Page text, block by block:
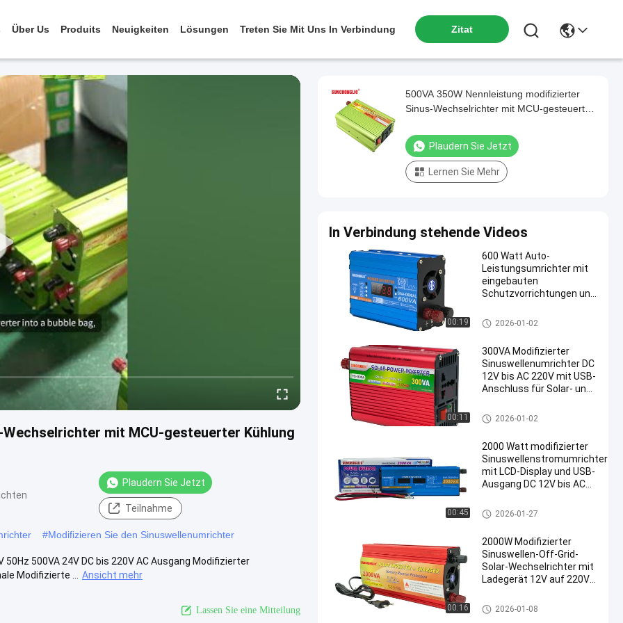
Über Us Produits Neuigkeiten Lösungen Treten Sie Mit Uns In Verbindung Zitat
mit MCU-gesteuerter Kühlung
Plaudern Sie Jetzt
Teilnahme
#Modifizieren Sie den Sinuswellenumrichter
500VA 24V DC bis 220V AC Ausgang Modifizierter
Modifizierte ...
Ansicht mehr
Lassen Sie eine Mitteilung
500VA 350W Nennleistung modifizierter
Sinus-Wechselrichter mit MCU-gesteuerter
Plaudern Sie Jetzt
Lernen Sie Mehr
In Verbindung stehende Videos
00:19
600 Watt Auto-
Leistungsumrichter mit
eingebauten
Schutzvorrichtungen und
Ausgabe wandelt 12 V
Gleichstrom in 220 V
geänderter Sinuswelleninverter
2026-01-02
00:11
300VA Modifizierter
Sinuswellenumrichter DC
12V bis AC 220V mit USB-
Anschluss für Solar- und
geänderter Sinuswelleninverter
2026-01-02
00:45
2000 Watt modifizierter
Sinuswellenstromumrichter
mit LCD-Display und USB-
Ausgang DC 12V bis AC
geänderter Sinuswelleninverter
2026-01-27
00:16
2000W Modifizierter
Sinuswellen-Off-Grid-
Solar-Wechselrichter mit
Ladegerät 12V auf 220V
geänderter Sinuswelleninverter
2026-01-08